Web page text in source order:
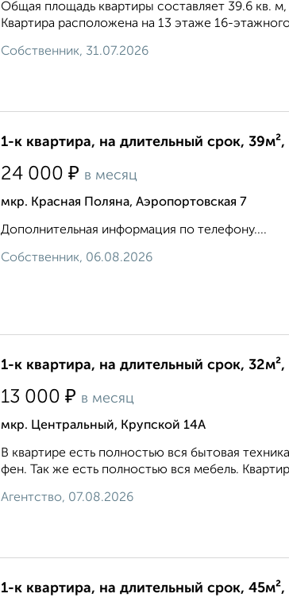
Общая площадь квартиры составляет 39.6 кв.
Квартира расположена на 13 этаже 16-
Собственник, 31.07.2026
1-к квартира, на длительный срок,
24 000 ₽ в месяц
мкр. Красная Поляна, Аэропортовская 7
Дополнительная информация по телефону....
Собственник, 06.08.2026
1-к квартира, на длительный срок,
13 000 ₽ в месяц
мкр. Центральный, Крупской 14А
В квартире есть полностью вся бытовая
фен. Так же есть полностью вся мебель.
Агентство, 07.08.2026
1-к квартира, на длительный срок,